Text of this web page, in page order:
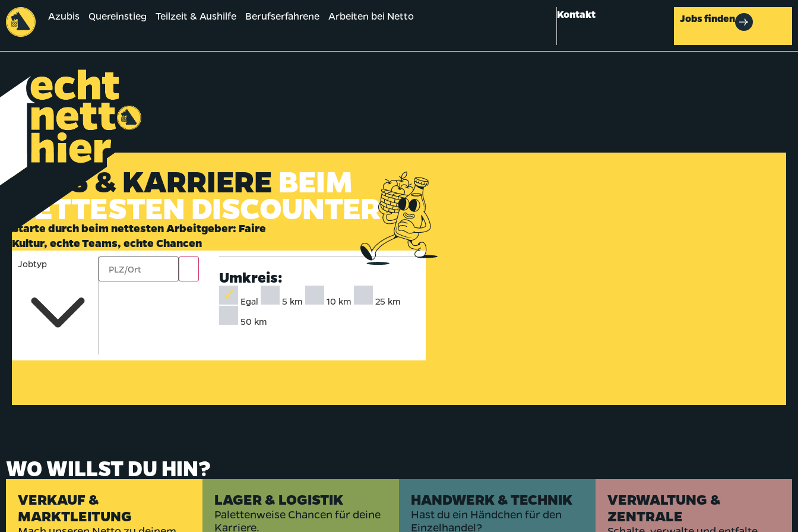
Azubis Quereinstieg Teilzeit & Aushilfe Berufserfahrene Arbeiten bei Netto Kontakt Jobs finden
JOBS & KARRIERE BEIM
NETTESTEN DISCOUNTER
Starte durch beim nettesten Arbeitgeber: Faire
Kultur, echte Teams, echte Chancen
Jobtyp
Umkreis:
Egal 5 km 10 km
25 km
50 km
WO WILLST DU HIN?
VERKAUF &
MARKTLEITUNG
LAGER & LOGISTIK
Palettenweise Chancen für deine
Karriere.
HANDWERK & TECHNIK
Hast du ein Händchen für den
Einzelhandel?
VERWALTUNG &
ZENTRALE